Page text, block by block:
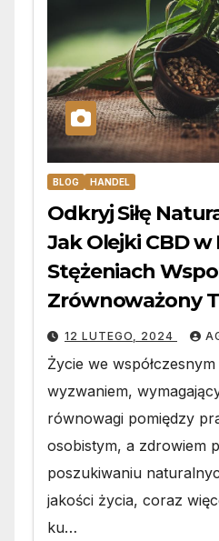
BLOG HANDEL
Odkryj Siłę
Jak Olejki CBD w
Stężeniach
Zrównoważony
12 LUTEGO, 2024
Życie we
wyzwaniem,
równowagi pomiędzy
osobistym, a zdrowiem
poszukiwaniu
jakości życia, coraz
ku…